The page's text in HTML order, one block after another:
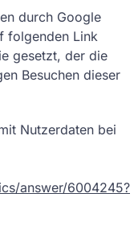
durch Google
folgenden Link
gesetzt, der die
Besuchen dieser
Nutzerdaten bei
answer/6004245?